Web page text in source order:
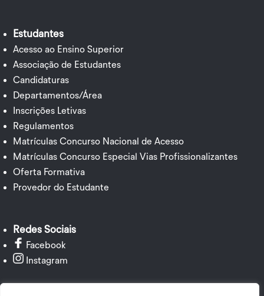
Estudantes
Acesso ao Ensino Superior
Associação de Estudantes
Candidaturas
Departamentos/Área
Inscrições Letivas
Regulamentos
Matrículas Concurso Nacional de Acesso
Matrículas Concurso Especial Vias Profissionalizantes
Oferta Formativa
Provedor do Estudante
Redes Sociais
Facebook
Instagram